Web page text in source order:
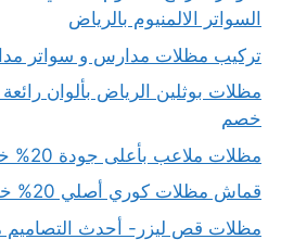
السواتر الالمنيوم بالرياض
تركيب مظلات مدارس و سواتر مدارس
خصم
مظلات ملاعب بأعلى جودة 20% خصم
قماش مظلات كوري أصلي 20% خصم – اتصل الان
مظلات قص ليزر- أحدث